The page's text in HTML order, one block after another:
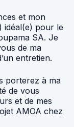
et mon
idéal(e) pour le
SA. Je
de ma
entretien.
porterez à ma
de vous
et de mes
AMOA chez